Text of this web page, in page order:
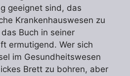
geeignet sind, das
Krankenhauswesen zu
Buch in seiner
ermutigend. Wer sich
im Gesundheitswesen
Brett zu bohren, aber